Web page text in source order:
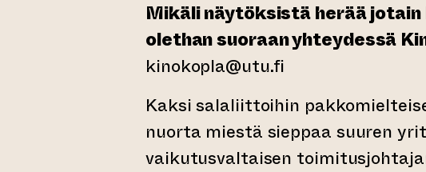
Mikäli näytöksistä herää
olethan suoraan yhteydessä
kinokopla@utu.fi
Kaksi salaliittoihin
nuorta miestä sieppaa suuren
vaikutusvaltaisen